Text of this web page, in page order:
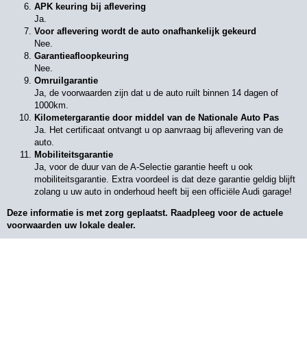
APK keuring bij aflevering
Ja.
Voor aflevering wordt de auto onafhankelijk gekeurd
Nee.
Garantieafloopkeuring
Nee.
Omruilgarantie
Ja, de voorwaarden zijn dat u de auto ruilt binnen 14 dagen of
1000km.
Kilometergarantie door middel van de Nationale Auto Pas
Ja. Het certificaat ontvangt u op aanvraag bij aflevering van de
auto.
Mobiliteitsgarantie
Ja, voor de duur van de A-Selectie garantie heeft u ook
mobiliteitsgarantie. Extra voordeel is dat deze garantie geldig blijft
zolang u uw auto in onderhoud heeft bij een officiële Audi garage!
Deze informatie is met zorg geplaatst. Raadpleeg voor de actuele
voorwaarden uw lokale dealer.